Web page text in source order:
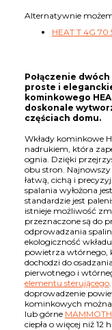
Alternatywnie
HEAT T 4G
Połączenie
proste i
kominkowego
doskonale
częściach domu.
Wkłady kominkowe
nadrukiem, która
ognia. Dzięki
obu stron.
łatwą, cichą i
spalania wyłożona
standardzie jest
istnieje możliwość
przeznaczone są do
odprowadzania
ekologiczność
powietrza wtórnego,
dochodzi do
pierwotnego i
elementu sterującego
doprowadzenie
kominkowych
lub górne MAMMOTH
ciepła o więcej niż 12 h.